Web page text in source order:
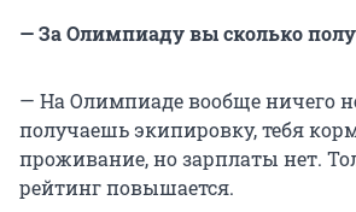
— За Олимпиаду вы сколько
— На Олимпиаде вообще ничего
получаешь экипировку, тебя
проживание, но зарплаты нет.
рейтинг повышается.